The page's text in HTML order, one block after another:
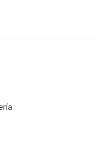
limitado.